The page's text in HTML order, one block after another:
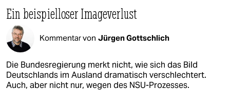
Ein beispielloser Imageverlust
Kommentar von Jürgen Gottschlich
Die Bundesregierung merkt nicht, wie sich das Bild
Deutschlands im Ausland dramatisch verschlechtert.
Auch, aber nicht nur, wegen des NSU-Prozesses.